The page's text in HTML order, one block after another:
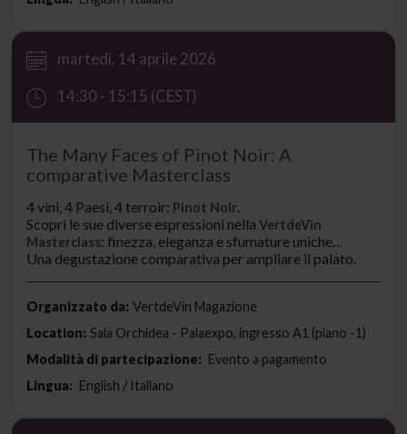
martedì, 14 aprile 2026
14:30 - 15:15 (CEST)
The Many Faces of Pinot Noir: A
comparative Masterclass
4 vini, 4 Paesi, 4 terroir: Pinot Noir
Scopri le sue diverse espressioni nella VertdeVin
Masterclass: finezza, eleganza e sfumature uniche
dall’Europa al Nuovo Mondo.
Una degustazione comparativa per ampliare il palato.
Organizzato da: VertdeVin Magazione
Location: Sala Orchidea - Palaexpo, ingresso A1 (piano -1)
Modalità di partecipazione: Evento a pagamento
Lingua: English / Italiano